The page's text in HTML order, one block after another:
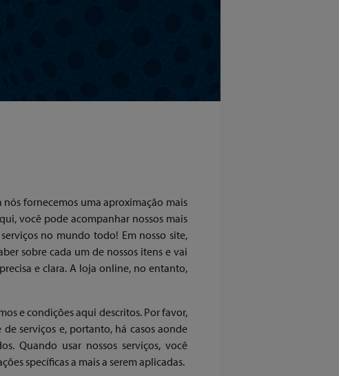
fornecemos uma aproximação mais
você pode acompanhar nossos mais
no mundo todo! Em nosso site,
sobre cada um de nossos itens e vai
e clara. A loja online, no entanto,
e condições aqui descritos. Por favor,
serviços e, portanto, há casos aonde
Quando usar nossos serviços, você
specíficas a mais a serem aplicadas.